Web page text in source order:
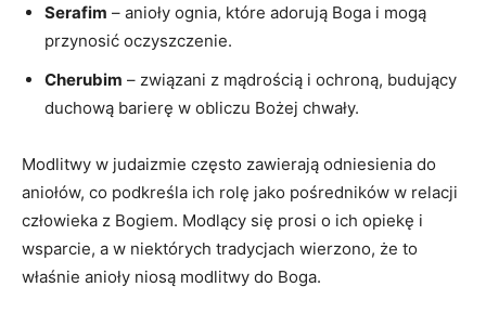
Serafim – anioły ognia, które adorują Boga i mogą
przynosić oczyszczenie.
Cherubim – związani z mądrością i ochroną, budujący
duchową barierę w obliczu Bożej chwały.
Modlitwy w judaizmie często zawierają odniesienia do
aniołów, co podkreśla ich rolę jako pośredników w relacji
człowieka z Bogiem. Modlący się prosi o ich opiekę i
wsparcie, a w niektórych tradycjach wierzono, że to
właśnie anioły niosą modlitwy do Boga.